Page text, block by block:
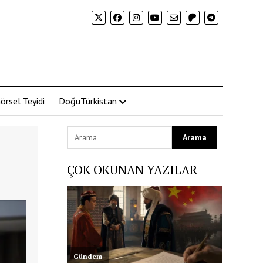
Teyidi DoğuTürkistan
ÇOK OKUNAN YAZILAR